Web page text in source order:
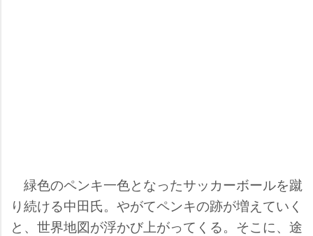
緑色のペンキ一色となったサッカーボールを蹴
り続ける中田氏。やがてペンキの跡が増えていく
と、世界地図が浮かび上がってくる。そこに、途